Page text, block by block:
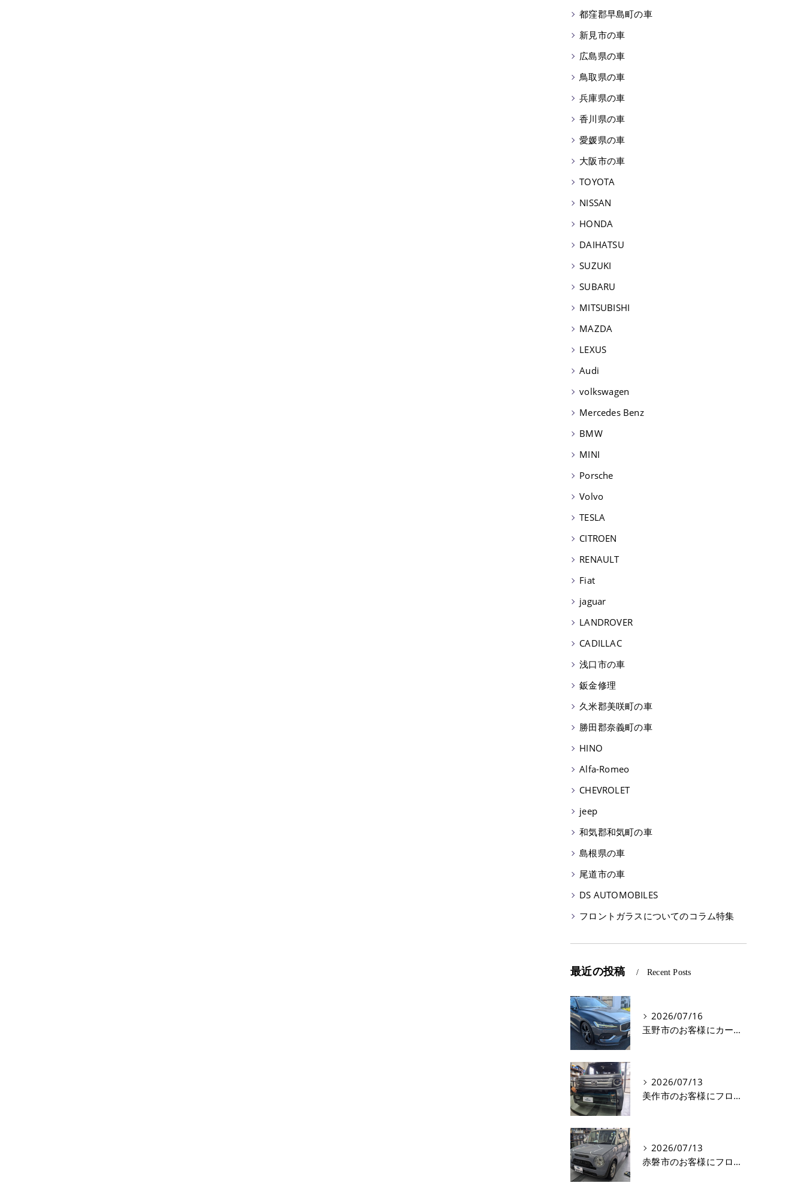
都窪郡早島町の車
新見市の車
広島県の車
鳥取県の車
兵庫県の車
香川県の車
愛媛県の車
大阪市の車
TOYOTA
NISSAN
HONDA
DAIHATSU
SUZUKI
SUBARU
MITSUBISHI
MAZDA
LEXUS
Audi
volkswagen
Mercedes Benz
BMW
MINI
Porsche
Volvo
TESLA
CITROEN
RENAULT
Fiat
jaguar
LANDROVER
CADILLAC
浅口市の車
鈑金修理
久米郡美咲町の車
勝田郡奈義町の車
HINO
Alfa-Romeo
CHEVROLET
jeep
和気郡和気町の車
島根県の車
尾道市の車
DS AUTOMOBILES
フロントガラスについてのコラム特集
最近の投稿 Recent Posts
2026/07/16
玉野市のお客様にカーフィルム(遮熱フィルム) V60【nexus株式会社】
2026/07/13
美作市のお客様にフロントガラス交換 N-VAN【nexus株式会社】
2026/07/13
赤磐市のお客様にフロントガラス飛び石修理 ラパン【nexus株式会社】